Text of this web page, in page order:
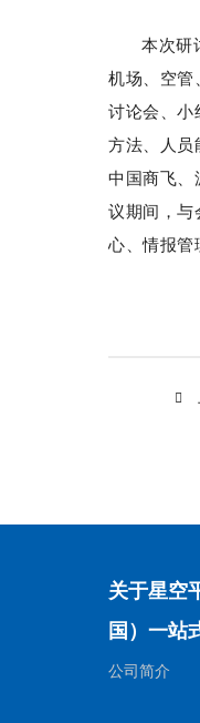
本次研
机场、空管
讨论会、小
方法、人员
中国商飞、
议期间，与
心、情报管
关于星空
国）一站
公司简介